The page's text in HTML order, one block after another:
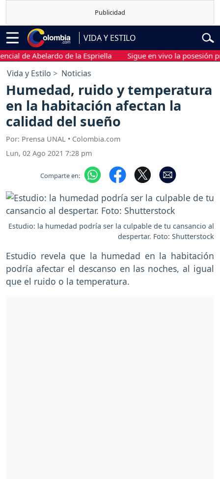
VIDA Y ESTILO
Abelardo de la Espriella Sigue en vivo la posesión
Vida y Estilo Noticias
Humedad, ruido y temperatura
en la habitación afectan la
calidad del sueño
Por: Prensa UNAL • Colombia.com
Lun, 02 Ago 2021 7:28 pm
Comparte en:
Estudio: la humedad podría ser la culpable de tu cansancio al
despertar. Foto: Shutterstock
Estudio revela que la humedad en la habitación
podría afectar el descanso en las noches, al igual
que el ruido o la temperatura.